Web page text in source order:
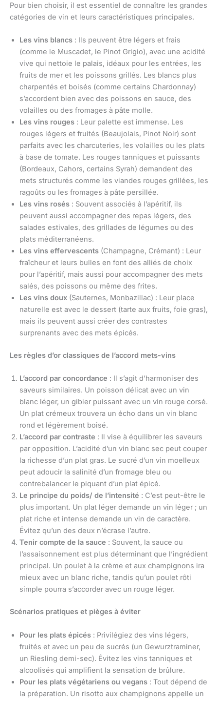
Pour bien choisir, il est essentiel de connaître les grandes
catégories de vin et leurs caractéristiques principales.
Les vins blancs : Ils peuvent être légers et frais
(comme le Muscadet, le Pinot Grigio), avec une acidité
vive qui nettoie le palais, idéaux pour les entrées, les
fruits de mer et les poissons grillés. Les blancs plus
charpentés et boisés (comme certains Chardonnay)
s’accordent bien avec des poissons en sauce, des
volailles ou des fromages à pâte molle.
Les vins rouges : Leur palette est immense. Les
rouges légers et fruités (Beaujolais, Pinot Noir) sont
parfaits avec les charcuteries, les volailles ou les plats
à base de tomate. Les rouges tanniques et puissants
(Bordeaux, Cahors, certains Syrah) demandent des
mets structurés comme les viandes rouges grillées, les
ragoûts ou les fromages à pâte persillée.
Les vins rosés : Souvent associés à l’apéritif, ils
peuvent aussi accompagner des repas légers, des
salades estivales, des grillades de légumes ou des
plats méditerranéens.
Les vins effervescents (Champagne, Crémant) : Leur
fraîcheur et leurs bulles en font des alliés de choix
pour l’apéritif, mais aussi pour accompagner des mets
salés, des poissons ou même des frites.
Les vins doux (Sauternes, Monbazillac) : Leur place
naturelle est avec le dessert (tarte aux fruits, foie gras),
mais ils peuvent aussi créer des contrastes
surprenants avec des mets épicés.
Les règles d’or classiques de l’accord mets-vins
L’accord par concordance : Il s’agit d’harmoniser des
saveurs similaires. Un poisson délicat avec un vin
blanc léger, un gibier puissant avec un vin rouge corsé.
Un plat crémeux trouvera un écho dans un vin blanc
rond et légèrement boisé.
L’accord par contraste : Il vise à équilibrer les saveurs
par opposition. L’acidité d’un vin blanc sec peut couper
la richesse d’un plat gras. Le sucré d’un vin moelleux
peut adoucir la salinité d’un fromage bleu ou
contrebalancer le piquant d’un plat épicé.
Le principe du poids/ de l’intensité : C’est peut-être le
plus important. Un plat léger demande un vin léger ; un
plat riche et intense demande un vin de caractère.
Évitez qu’un des deux n’écrase l’autre.
Tenir compte de la sauce : Souvent, la sauce ou
l’assaisonnement est plus déterminant que l’ingrédient
principal. Un poulet à la crème et aux champignons ira
mieux avec un blanc riche, tandis qu’un poulet rôti
simple pourra s’accorder avec un rouge léger.
Scénarios pratiques et pièges à éviter
Pour les plats épicés : Privilégiez des vins légers,
fruités et avec un peu de sucrés (un Gewurztraminer,
un Riesling demi-sec). Évitez les vins tanniques et
alcoolisés qui amplifient la sensation de brûlure.
Pour les plats végétariens ou vegans : Tout dépend de
la préparation. Un risotto aux champignons appelle un